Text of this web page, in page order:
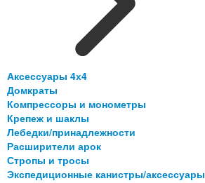
Аксессуары 4х4
Домкраты
Компрессоры и монометры
Крепеж и шаклы
Лебедки/принадлежности
Расширители арок
Стропы и тросы
Экспедиционные канистры/аксессуары